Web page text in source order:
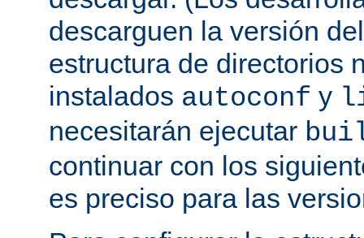
descarguen la versión
estructura de directorios
instalados autoconf y
necesitarán ejecutar
continuar con los
es preciso para las